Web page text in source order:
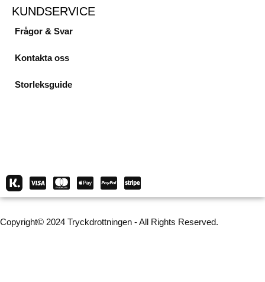
KUNDSERVICE
Frågor & Svar
Kontakta oss
Storleksguide
Copyright© 2024 Tryckdrottningen - All Rights Reserved.